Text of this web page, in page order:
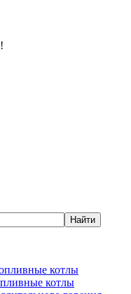
Найти
котлы
котлы